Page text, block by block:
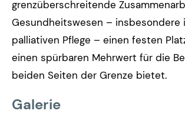
grenzüberschreitende
Gesundheitswesen – insbesondere
palliativen Pflege – einen festen
einen spürbaren Mehrwert für die
beiden Seiten der Grenze bietet.
Galerie